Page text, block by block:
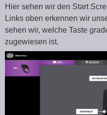
Hier sehen wir den Start
Links oben erkennen wir
sehen wir, welche Taste
zugewiesen ist.